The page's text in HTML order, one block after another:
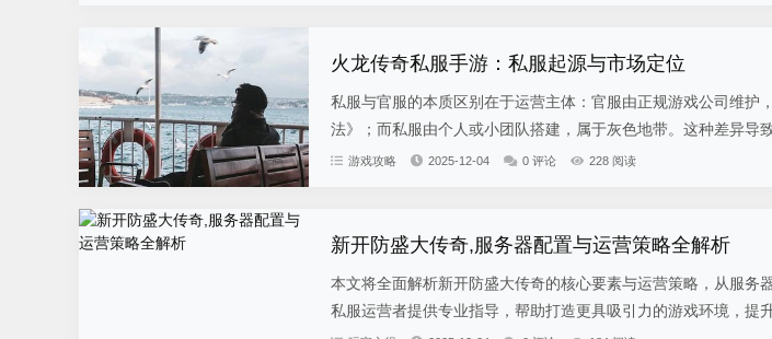
火龙传奇私服手游：私服起源与市场定位
私服与官服的本质区别在于运营主体：官服由正规游戏公司维护
法》；而私服由个人或小团队搭建，属于灰色地带。这种差异导
游戏攻略 2025-12-04 0 评论 228 阅读
新开防盛大传奇,服务器配置与运营策略全解析
本文将全面解析新开防盛大传奇的核心要素与运营策略，从服务
私服运营者提供专业指导，帮助打造更具吸引力的游戏环境，提